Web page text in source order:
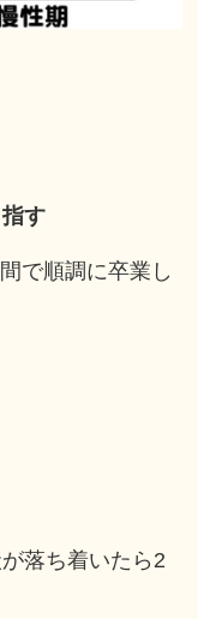
す
で順調に卒業し
落ち着いたら2